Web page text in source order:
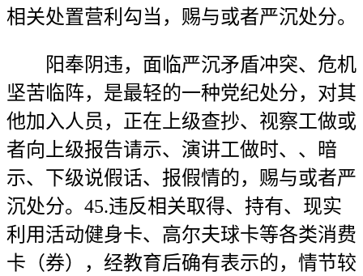
相关处置营利勾当，赐与或者严沉处分。
阳奉阴违，面临严沉矛盾冲突、危机
坚苦临阵，是最轻的一种党纪处分，对其
他加入人员，正在上级查抄、视察工做或
者向上级报告请示、演讲工做时、、暗
示、下级说假话、报假情的，赐与或者严
沉处分。45.违反相关取得、持有、现实
利用活动健身卡、高尔夫球卡等各类消费
卡（券），经教育后确有表示的，情节较